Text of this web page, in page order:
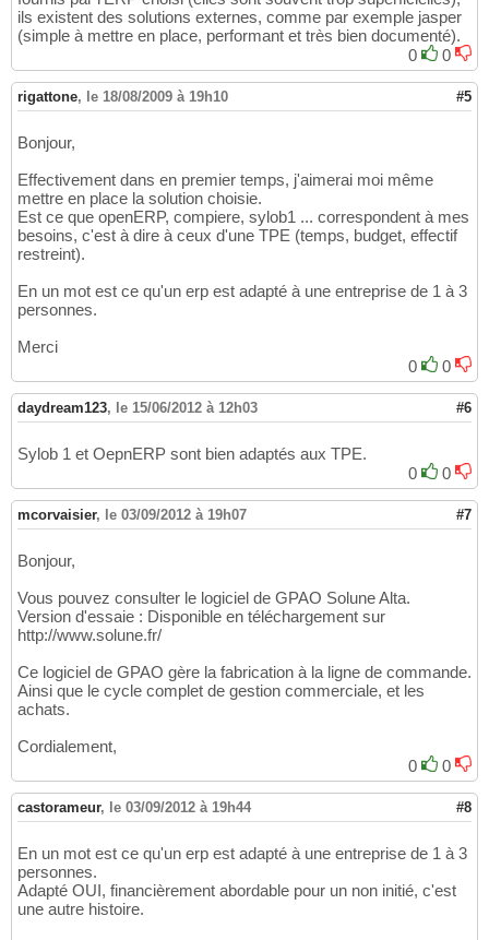
ils existent des solutions externes, comme par exemple jasper
(simple à mettre en place, performant et très bien documenté).
0
0
rigattone, le 18/08/2009 à 19h10 #5
Bonjour,
Effectivement dans en premier temps, j'aimerai moi même
mettre en place la solution choisie.
Est ce que openERP, compiere, sylob1 ... correspondent à mes
besoins, c'est à dire à ceux d'une TPE (temps, budget, effectif
restreint).
En un mot est ce qu'un erp est adapté à une entreprise de 1 à 3
personnes.
Merci
0
0
daydream123, le 15/06/2012 à 12h03 #6
Sylob 1 et OepnERP sont bien adaptés aux TPE.
0
0
mcorvaisier, le 03/09/2012 à 19h07 #7
Bonjour,
Vous pouvez consulter le logiciel de GPAO Solune Alta.
Version d'essaie : Disponible en téléchargement sur
http://www.solune.fr/
Ce logiciel de GPAO gère la fabrication à la ligne de commande.
Ainsi que le cycle complet de gestion commerciale, et les
achats.
Cordialement,
0
0
castorameur, le 03/09/2012 à 19h44 #8
En un mot est ce qu'un erp est adapté à une entreprise de 1 à 3
personnes.
Adapté OUI, financièrement abordable pour un non initié, c'est
une autre histoire.